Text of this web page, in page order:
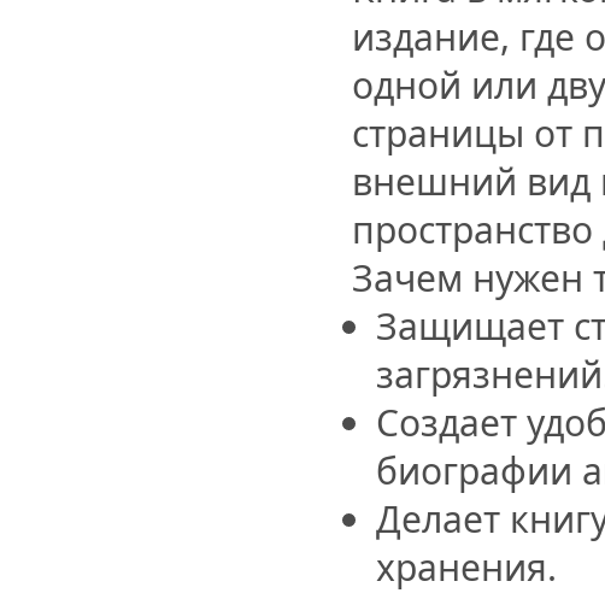
издание, где
одной или
страницы от
внешний вид
Зачем нужен
Защищает
Создает
биографии
Делает
хранения.